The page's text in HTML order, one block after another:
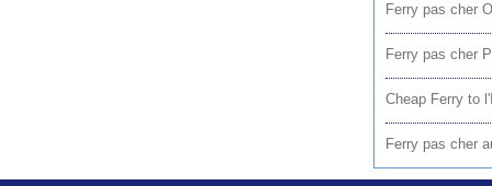
Ferry pas cher
Ferry pas cher
Cheap Ferry to
Ferry pas cher